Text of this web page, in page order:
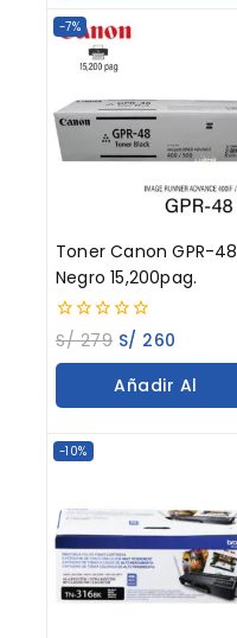
-7%
Toner Canon GPR-48
Negro 15,200pag.
0
out
of
S/279 S/ 260
Añadir Al
-10%